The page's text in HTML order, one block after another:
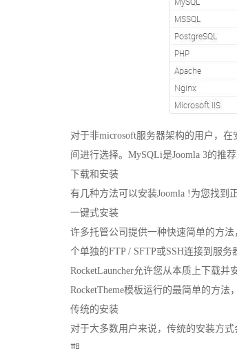
对于非microsoft服务器架构的用户，
间进行选择。MySQLi是Joomla 3的推
下载和安装
有几种方法可以安装Joomla !为您找到
一键式安装
许多托管公司提供一种快速简单的方
个单独的FTP / SFTP或SSH连接到服务
RocketLauncher允许您从本质上下载并
RocketTheme模板运行的最简单的方
传统的安装
对于大多数用户来说，传统的安装方